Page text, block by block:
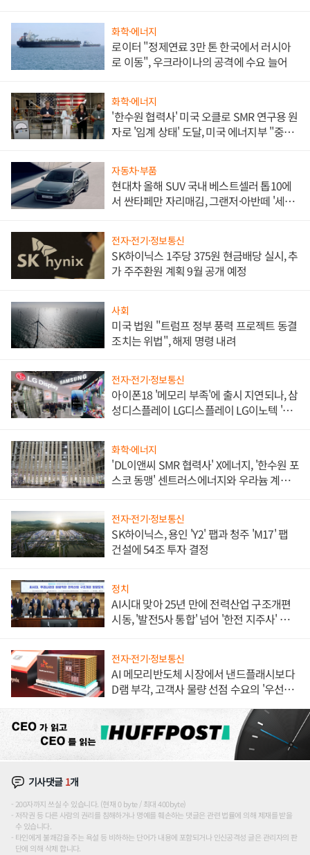
화학·에너지
로이터 "정제연료 3만 톤 한국에서 러시아
로 이동", 우크라이나의 공격에 수요 늘어
화학·에너지
'한수원 협력사' 미국 오클로 SMR 연구용 원
자로 '임계 상태' 도달, 미국 에너지부 "중요
자동차·부품
현대차 올해 SUV 국내 베스트셀러 톱10에
서 싼타페만 자리매김, 그랜저·아반떼 '세단
전자·전기·정보통신
SK하이닉스 1주당 375원 현금배당 실시, 추
가 주주환원 계획 9월 공개 예정
사회
미국 법원 "트럼프 정부 풍력 프로젝트 동결
조치는 위법", 해제 명령 내려
전자·전기·정보통신
아이폰18 '메모리 부족'에 출시 지연되나, 삼
성디스플레이 LG디스플레이 LG이노텍 '탈
화학·에너지
'DL이앤씨 SMR 협력사' X에너지, '한수원 포
스코 동맹' 센트러스에너지와 우라늄 계약
전자·전기·정보통신
SK하이닉스, 용인 'Y2' 팹과 청주 'M17' 팹
건설에 54조 투자 결정
정치
AI시대 맞아 25년 만에 전력산업 구조개편
시동, '발전5사 통합' 넘어 '한전 지주사' 재편
전자·전기·정보통신
AI 메모리반도체 시장에서 낸드플래시보다
D램 부각, 고객사 물량 선점 수요의 '우선순
기사댓글 1개
200자까지 쓰실 수 있습니다. (현재 0 byte / 최대 400byte)
저작권 등 다른 사람의 권리를 침해하거나 명예를 훼손하는 댓글은 관련 법률에 의해 제재를 받을
수 있습니다.
타인에게 불쾌감을 주는 욕설 등 비하하는 단어가 내용에 포함되거나 인신공격성 글은 관리자의 판
단에 의해 삭제 합니다.